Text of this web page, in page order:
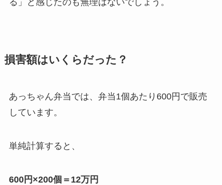
る」と感じたのも無理はないでしょう。
損害額はいくらだった？
あっちゃん弁当では、弁当1個あたり600円で販売
しています。
単純計算すると、
600円×200個＝12万円